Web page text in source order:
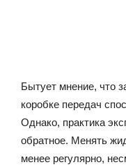
Бытует мнение, что
коробке передач
Однако, практика
обратное. Менять
менее регулярно,